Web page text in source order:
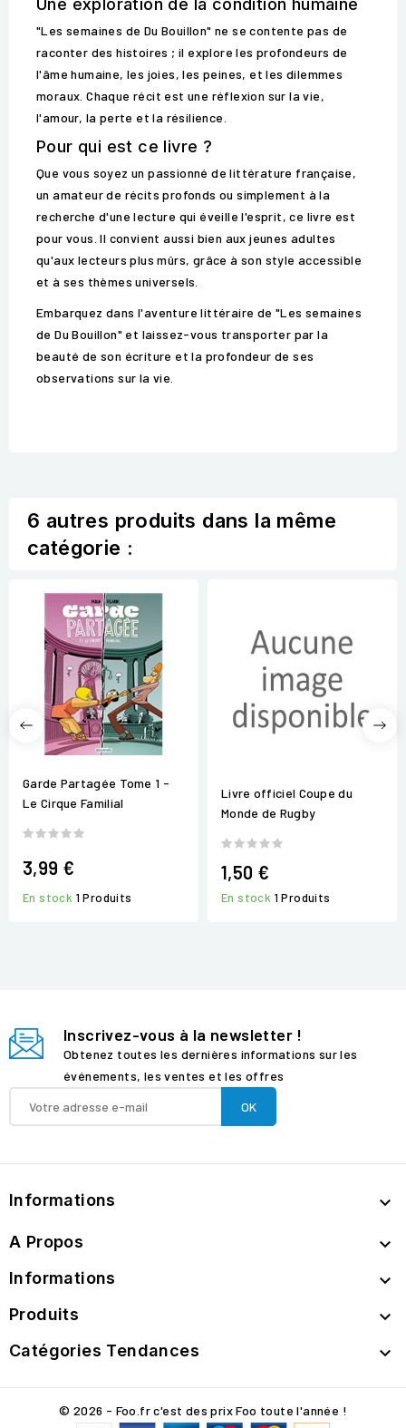
Une exploration de la condition humaine
"Les semaines de Du Bouillon" ne se contente pas de
raconter des histoires ; il explore les profondeurs de
l'âme humaine, les joies, les peines, et les dilemmes
moraux. Chaque récit est une réflexion sur la vie,
l'amour, la perte et la résilience.
Pour qui est ce livre ?
Que vous soyez un passionné de littérature française,
un amateur de récits profonds ou simplement à la
recherche d'une lecture qui éveille l'esprit, ce livre est
pour vous. Il convient aussi bien aux jeunes adultes
qu'aux lecteurs plus mûrs, grâce à son style accessible
et à ses thèmes universels.
Embarquez dans l'aventure littéraire de "Les semaines
de Du Bouillon" et laissez-vous transporter par la
beauté de son écriture et la profondeur de ses
observations sur la vie.
6 autres produits dans la même
catégorie :
Garde Partagée Tome 1 -
Le Cirque Familial
3,99 €
En stock 1 Produits
Livre officiel Coupe du
Monde de Rugby
1,50 €
En stock 1 Produits
Inscrivez-vous à la newsletter !
Obtenez toutes les dernières informations sur les
événements, les ventes et les offres
Informations 
A Propos 
Informations 
Produits 
Catégories Tendances 
© 2026 - Foo.fr c'est des prix Foo toute l'année !